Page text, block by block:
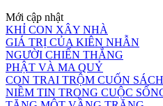
Mới cập nhật
KHỈ CON XÂY NHÀ
GIÁ TRỊ CỦA KIÊN NHẪN
NGƯỜI CHIẾN THẮNG
PHẬT VÀ MA QUỶ
CON TRAI TRỘM CUỐN SÁCH
NIỀM TIN TRONG CUỘC